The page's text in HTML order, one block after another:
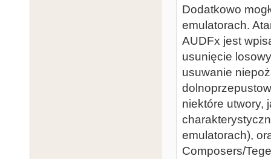
Dodatkowo
emulatorach.
AUDFx jest
usunięcie
usuwanie
niektóre utwory,
emulatorach),
Composers/